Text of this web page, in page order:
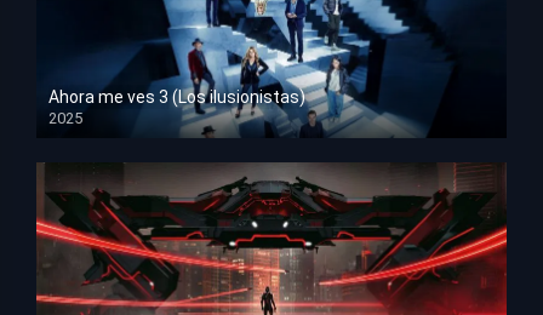
Ahora me ves 3 (Los ilusionistas)
2025
HD 1080p